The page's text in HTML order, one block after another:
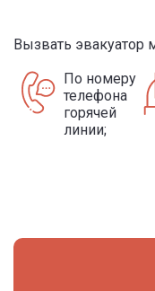
Вызвать
По номеру
телефона
горячей
линии;